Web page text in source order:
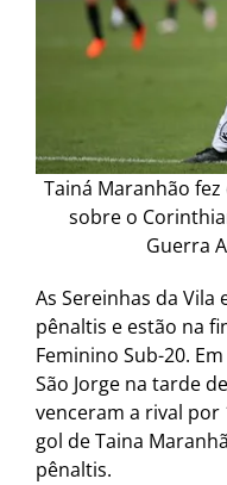
Tainá Maranhão
sobre o
Guerra
As Sereinhas da
pênaltis e estão na
Feminino Sub-20.
São Jorge na tarde
venceram a rival
gol de Taina
pênaltis.